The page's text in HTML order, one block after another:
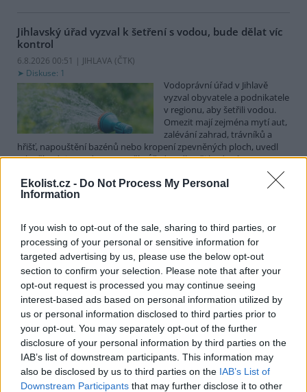
Ekolist.cz - Do Not Process My Personal
Information
If you wish to opt-out of the sale, sharing to third parties, or
processing of your personal or sensitive information for
targeted advertising by us, please use the below opt-out
section to confirm your selection. Please note that after your
opt-out request is processed you may continue seeing
interest-based ads based on personal information utilized by
us or personal information disclosed to third parties prior to
your opt-out. You may separately opt-out of the further
disclosure of your personal information by third parties on the
IAB’s list of downstream participants. This information may
also be disclosed by us to third parties on the IAB’s List of
Downstream Participants that may further disclose it to other
Jihlavský úřad vyzval k šetření s vodou, bude dělat víc
kontrol
6.8.2026 00:51 | JIHLAVA (ČTK)
Diskuse: 1
Vodoprávní úřad v Jihlavě
vyzval obyvatele a podnikatele
v regionu, aby šetřili vodou.
Omezit mají zejména mytí aut,
zalévání zahrad, trávníků a
hřišť, napouštění bazénů nebo kropení zpevněných ploch, uvedl
mluvčí radnice Radovan Daněk. Úřad podle něj bude víc
kontrolovat povolené odběry. Výzva k šetření vodou platí pro
všechny obce spadající pod Jihlavu jako obec s rozšířenou
působností.
Celníci odhalili gang překupníků papoušků, zajistili
stovku ptáků
5.8.2026 20:13 (ČTK)
Celníci odhalili gang
překupníků chráněných druhů
papoušků působící v několika
krajích a zajistili asi stovku
ptáků. S odchytem a
zajištěním zvířat celníkům pomohly zoo v Praze, Zlíně a Ostravě. V
ostravské zahradě také papoušci nalezli dočasné útočiště. V
tiskové zprávě nawebucelníků to oznámila mluvčí Celní správy ČR
Martina Kaňková. Případem se zabývá policie.